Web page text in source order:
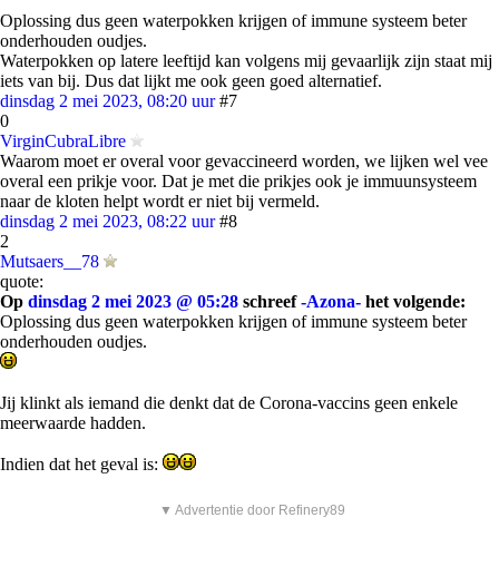
Oplossing dus geen waterpokken krijgen of immune systeem beter
onderhouden oudjes.
Waterpokken op latere leeftijd kan volgens mij gevaarlijk zijn staat mij
iets van bij. Dus dat lijkt me ook geen goed alternatief.
dinsdag 2 mei 2023, 08:20 uur #7
0
VirginCubraLibre
Waarom moet er overal voor gevaccineerd worden, we lijken wel vee
overal een prikje voor. Dat je met die prikjes ook je immuunsysteem
naar de kloten helpt wordt er niet bij vermeld.
dinsdag 2 mei 2023, 08:22 uur #8
2
Mutsaers__78
quote:
Op dinsdag 2 mei 2023 @ 05:28 schreef-Azona- het volgende:
Oplossing dus geen waterpokken krijgen of immune systeem beter
onderhouden oudjes.
Jij klinkt als iemand die denkt dat de Corona-vaccins geen enkele
meerwaarde hadden.
Indien dat het geval is:
▼ Advertentie door Refinery89